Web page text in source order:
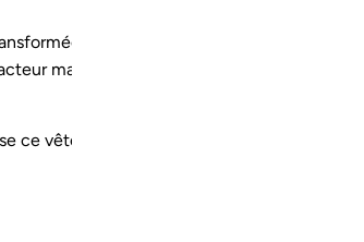
en fibres, le fil est ensuite tissé et
majeur dans la conception de textiles
Avani des tissus en fibres
ce vêtement est certifié OEKO-TEX® 100,
Vous